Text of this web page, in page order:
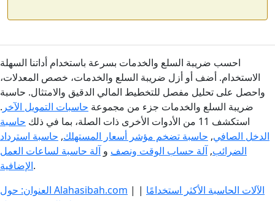
احسب ضريبة السلع والخدمات بسرعة باستخدام أداتنا السهلة
الاستخدام. أضف أو أزل ضريبة السلع والخدمات، خصص المعدلات،
واحصل على تحليل مفصل للتخطيط المالي الدقيق والامتثال. حاسبة
ضريبة السلع والخدمات جزء من مجموعة حاسبات التمويل الآخر .
استكشف 11 من الأدوات الأخرى ذات الصلة، بما في ذلك
حاسبة
الدخل الصافي, حاسبة تضخم مؤشر أسعار المستهلك, حاسبة استرداد
الضرائب, آلة حساب الوقت ونصف و آلة حاسبة لساعات العمل
الإضافية.
العنوان: حول Alahasibah.com | الآلات الحاسبة الأكثر استخدامًا |